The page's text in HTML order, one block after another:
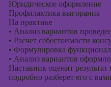
Юридическое оформление
Профилактика выгорания
На практике
• Анализ вариантов
• Расчет себестоимости
• Формулировка
• Анализ вариантов
Наставник оценит
подробно разберет его с